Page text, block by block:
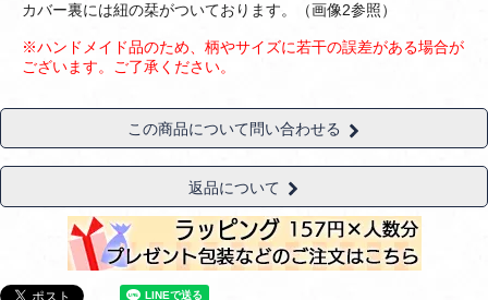
カバー裏には紐の栞がついております。（画像2参照）
※ハンドメイド品のため、柄やサイズに若干の誤差がある場合が
ございます。ご了承ください。
この商品について問い合わせる
返品について